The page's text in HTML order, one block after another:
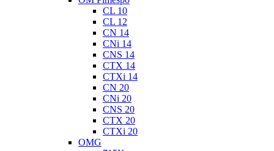
CL 10
CL 12
CN 14
CNi 14
CNS 14
CTX 14
CTXi 14
CN 20
CNi 20
CNS 20
CTX 20
CTXi 20
OMG